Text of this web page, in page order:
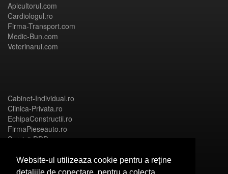
Website-ul utilizeaza cookie pentru a reţine
Apicultorul.com
Cardiologul.ro
Firma-Transport.com
Medic-Bun.com
Veterinarul.com
Cabinet-Individual.ro
Clinica-Privata.ro
EchipaConstructii.ro
FirmaPieseauto.ro
Servicii-DDD.com